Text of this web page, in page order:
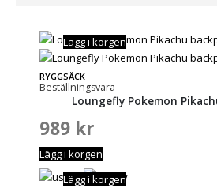
RYGGSÄCK
Beställningsvara
Lägg i korgen
Loungefly Pokemon
989 kr
Lägg i korgen
Lägg i korgen